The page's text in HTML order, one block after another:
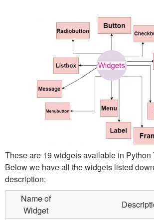
These are 19 widgets available in Python
Below we have all the widgets listed
description:
Name of
Widget